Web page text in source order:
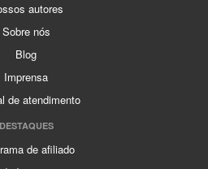
autores
Sobre nós
Blog
Imprensa
de atendimento
DESTAQUES
de afiliado